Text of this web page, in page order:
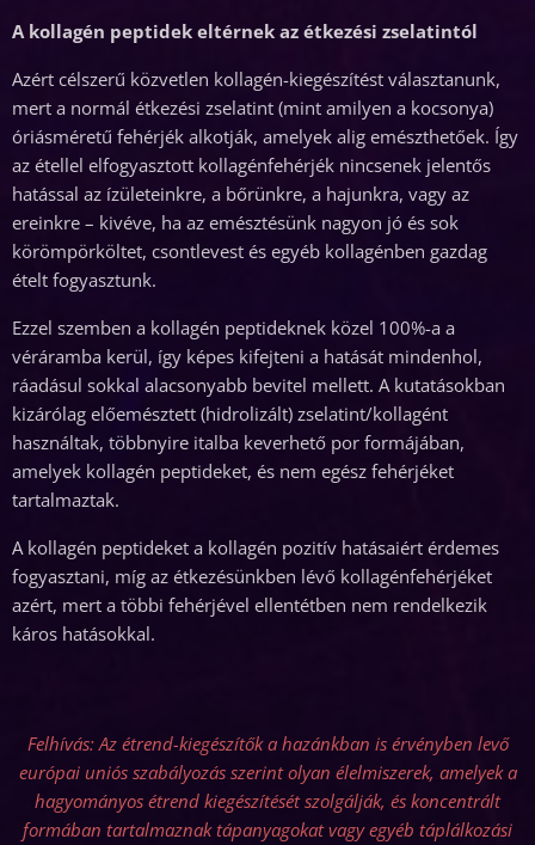
A kollagén peptidek eltérnek az étkezési zselatintól
Azért célszerű közvetlen kollagén-kiegészítést választanunk,
mert a normál étkezési zselatint (mint amilyen a kocsonya)
óriásméretű fehérjék alkotják, amelyek alig emészthetőek. Így
az étellel elfogyasztott kollagénfehérjék nincsenek jelentős
hatással az ízületeinkre, a bőrünkre, a hajunkra, vagy az
ereinkre – kivéve, ha az emésztésünk nagyon jó és sok
körömpörköltet, csontlevest és egyéb kollagénben gazdag
ételt fogyasztunk.
Ezzel szemben a kollagén peptideknek közel 100%-a a
véráramba kerül, így képes kifejteni a hatását mindenhol,
ráadásul sokkal alacsonyabb bevitel mellett. A kutatásokban
kizárólag előemésztett (hidrolizált) zselatint/kollagént
használtak, többnyire italba keverhető por formájában,
amelyek kollagén peptideket, és nem egész fehérjéket
tartalmaztak.
A kollagén peptideket a kollagén pozitív hatásaiért érdemes
fogyasztani, míg az étkezésünkben lévő kollagénfehérjéket
azért, mert a többi fehérjével ellentétben nem rendelkezik
káros hatásokkal.
Felhívás: Az étrend-kiegészítők a hazánkban is érvényben levő
európai uniós szabályozás szerint olyan élelmiszerek, amelyek a
hagyományos étrend kiegészítését szolgálják, és koncentrált
formában tartalmaznak tápanyagokat vagy egyéb táplálkozási